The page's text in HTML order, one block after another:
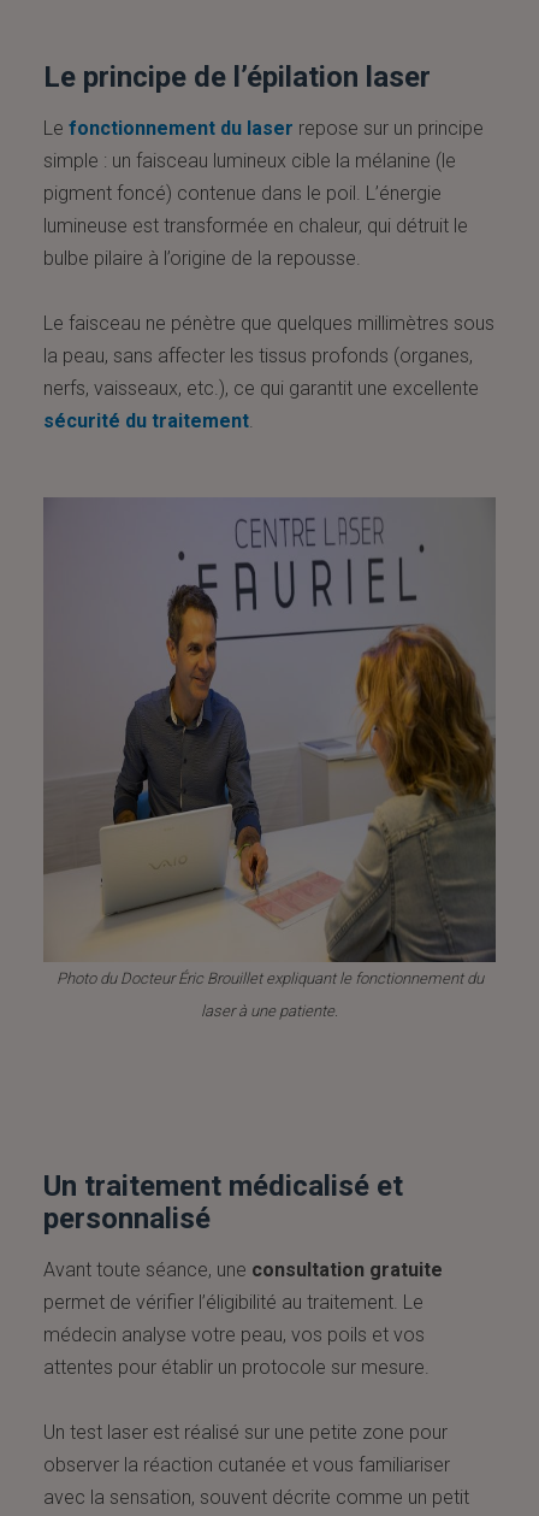
Le principe de l’épilation laser
Le fonctionnement du laser repose sur un principe
simple : un faisceau lumineux cible la mélanine (le
pigment foncé) contenue dans le poil. L’énergie
lumineuse est transformée en chaleur, qui détruit le
bulbe pilaire à l’origine de la repousse.
Le faisceau ne pénètre que quelques millimètres sous
la peau, sans affecter les tissus profonds (organes,
nerfs, vaisseaux, etc.), ce qui garantit une excellente
sécurité du traitement.
Photo du Docteur Éric Brouillet expliquant le fonctionnement du
laser à une patiente.
Un traitement médicalisé et
personnalisé
Avant toute séance, une consultation gratuite
permet de vérifier l’éligibilité au traitement. Le
médecin analyse votre peau, vos poils et vos
attentes pour établir un protocole sur mesure.
Un test laser est réalisé sur une petite zone pour
observer la réaction cutanée et vous familiariser
avec la sensation, souvent décrite comme un petit